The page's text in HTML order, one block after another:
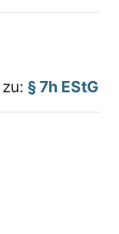
§ 7h EStG